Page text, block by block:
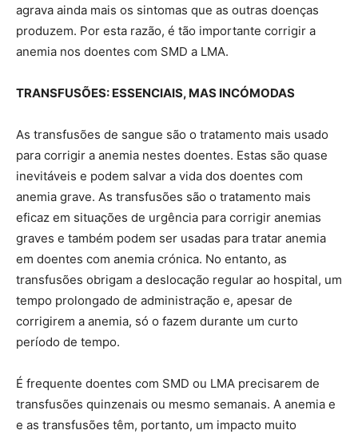
agrava ainda mais os sintomas que as outras doenças
produzem. Por esta razão, é tão importante corrigir a
anemia nos doentes com SMD a LMA.
TRANSFUSÕES: ESSENCIAIS, MAS INCÓMODAS
As transfusões de sangue são o tratamento mais usado
para corrigir a anemia nestes doentes. Estas são quase
inevitáveis e podem salvar a vida dos doentes com
anemia grave. As transfusões são o tratamento mais
eficaz em situações de urgência para corrigir anemias
graves e também podem ser usadas para tratar anemia
em doentes com anemia crónica. No entanto, as
transfusões obrigam a deslocação regular ao hospital, um
tempo prolongado de administração e, apesar de
corrigirem a anemia, só o fazem durante um curto
período de tempo.
É frequente doentes com SMD ou LMA precisarem de
transfusões quinzenais ou mesmo semanais. A anemia e
e as transfusões têm, portanto, um impacto muito